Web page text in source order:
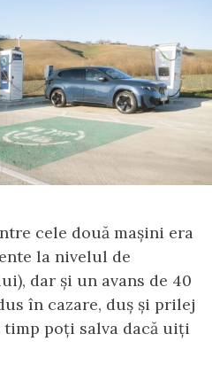
cele două mașini era
la nivelul de
dar și un avans de 40
în cazare, duș și prilej
poți salva dacă uiți